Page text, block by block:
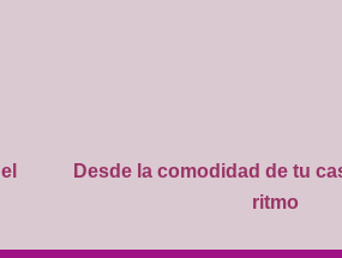
Desde la comodidad de tu
ritmo